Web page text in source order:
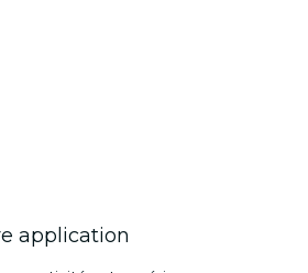
application